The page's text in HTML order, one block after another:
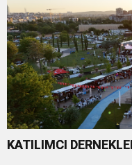
KATILIMCI